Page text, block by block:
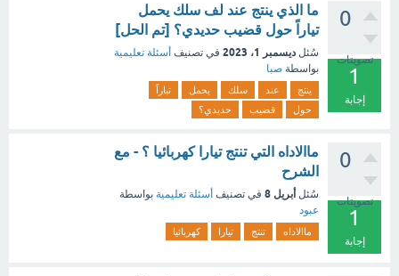
0
تصويتات
1
إجابة
ما الذي ينتج عند لف سلك يحمل
تياراً حول قضيب حديدي؟ [تم الحل]
سُئل ديسمبر 1، 2023 في تصنيف أسئلة تعليمية
بواسطة صبا
ينتج عند سلك يحمل
تياراً
حول
قضيب حديدي؟
0
تصويتات
1
إجابة
ماالاداه التي تنتج تيارا كهربائيا ؟ - مع
الشرح
سُئل أبريل 8 في تصنيف أسئلة تعليمية بواسطة
عبود
ماالاداه تنتج تيارا كهربائيا